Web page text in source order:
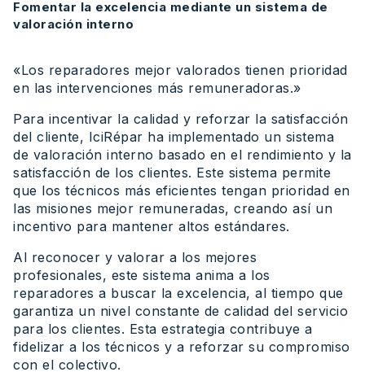
Fomentar la excelencia mediante un sistema de
valoración interno
«Los reparadores mejor valorados tienen prioridad
en las intervenciones más remuneradoras.»
Para incentivar la calidad y reforzar la satisfacción
del cliente, IciRépar ha implementado un sistema
de valoración interno basado en el rendimiento y la
satisfacción de los clientes. Este sistema permite
que los técnicos más eficientes tengan prioridad en
las misiones mejor remuneradas, creando así un
incentivo para mantener altos estándares.
Al reconocer y valorar a los mejores
profesionales, este sistema anima a los
reparadores a buscar la excelencia, al tiempo que
garantiza un nivel constante de calidad del servicio
para los clientes. Esta estrategia contribuye a
fidelizar a los técnicos y a reforzar su compromiso
con el colectivo.